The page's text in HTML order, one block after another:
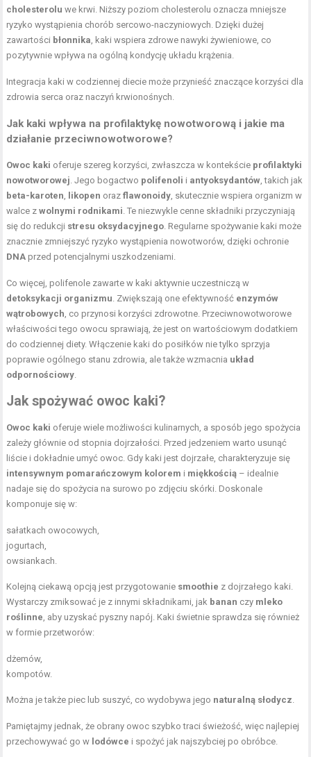
cholesterolu we krwi. Niższy poziom cholesterolu oznacza mniejsze
ryzyko wystąpienia chorób sercowo-naczyniowych. Dzięki dużej
zawartości błonnika, kaki wspiera zdrowe nawyki żywieniowe, co
pozytywnie wpływa na ogólną kondycję układu krążenia.
Integracja kaki w codziennej diecie może przynieść znaczące korzyści dla
zdrowia serca oraz naczyń krwionośnych.
Jak kaki wpływa na profilaktykę nowotworową i jakie ma
działanie przeciwnowotworowe?
Owoc kaki oferuje szereg korzyści, zwłaszcza w kontekście profilaktyki
nowotworowej. Jego bogactwo polifenoli i antyoksydantów, takich jak
beta-karoten, likopen orazflawonoidy, skutecznie wspiera organizm w
walce zwolnymi rodnikami. Te niezwykle cenne składniki przyczyniają
się do redukcji stresu oksydacyjnego. Regularne spożywanie kaki może
znacznie zmniejszyć ryzyko wystąpienia nowotworów, dzięki ochronie
DNA przed potencjalnymi uszkodzeniami.
Co więcej, polifenole zawarte w kaki aktywnie uczestniczą w
detoksykacji organizmu. Zwiększają one efektywność enzymów
wątrobowych, co przynosi korzyści zdrowotne. Przeciwnowotworowe
właściwości tego owocu sprawiają, że jest on wartościowym dodatkiem
do codziennej diety. Włączenie kaki do posiłków nie tylko sprzyja
poprawie ogólnego stanu zdrowia, ale także wzmacnia układ
odpornościowy.
Jak spożywać owoc kaki?
Owoc kaki oferuje wiele możliwości kulinarnych, a sposób jego spożycia
zależy głównie od stopnia dojrzałości. Przed jedzeniem warto usunąć
liście i dokładnie umyć owoc. Gdy kaki jest dojrzałe, charakteryzuje się
intensywnym pomarańczowym kolorem i miękkością – idealnie
nadaje się do spożycia na surowo po zdjęciu skórki. Doskonale
komponuje się w:
sałatkach owocowych,
jogurtach,
owsiankach.
Kolejną ciekawą opcją jest przygotowanie smoothie z dojrzałego kaki.
Wystarczy zmiksować je z innymi składnikami, jak banan czy mleko
roślinne, aby uzyskać pyszny napój. Kaki świetnie sprawdza się również
w formie przetworów:
dżemów,
kompotów.
Można je także piec lub suszyć, co wydobywa jego naturalną słodycz.
Pamiętajmy jednak, że obrany owoc szybko traci świeżość, więc najlepiej
przechowywać go w lodówce i spożyć jak najszybciej po obróbce.